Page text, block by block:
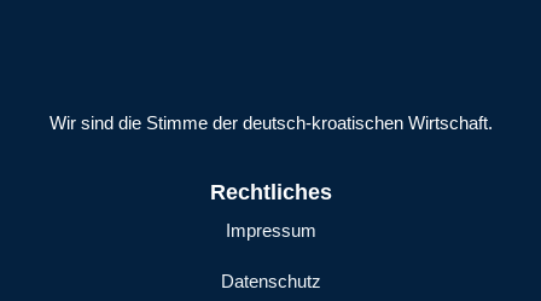
Wir sind die Stimme der deutsch-kroatischen Wirtschaft.
Rechtliches
Impressum
Datenschutz